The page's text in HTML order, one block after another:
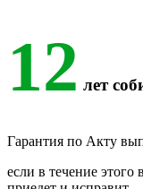
12 лет
Гарантия по Акту
если в течение этого